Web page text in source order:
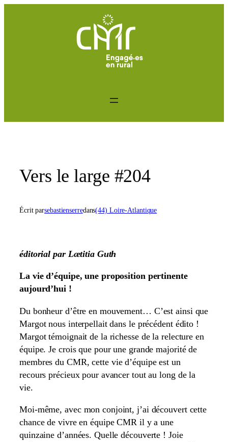
Vers le large #204
Écrit parsebastienserredans(44) Loire-Atlantique
éditorial par Lætitia Guth
La vie d’équipe, une proposition pertinente
aujourd’hui !
Du bonheur d’être en mouvement… C’est ainsi que
Margot nous interpellait dans le précédent édito !
Margot témoignait de la richesse de la relecture en
équipe. Je crois que pour une grande majorité de
membres du CMR, cette vie d’équipe est un
recours précieux pour avancer tout au long de la
vie.
Moi-même, avec mon conjoint, j’ai découvert cette
chance de vivre en équipe CMR il y a une
quinzaine d’années. Quelle découverte ! Joie